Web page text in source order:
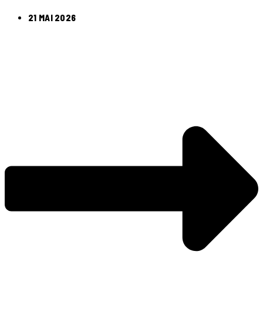
21 MAI 2026